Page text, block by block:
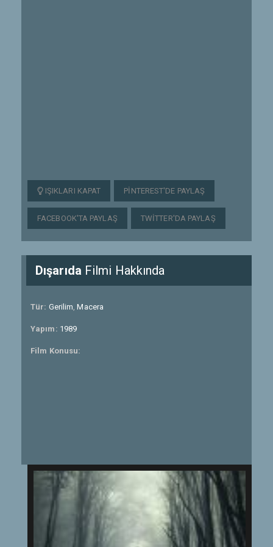
IŞIKLARI KAPAT PINTEREST'DE PAYLAŞ
FACEBOOK'TA PAYLAŞ TWITTER'DA PAYLAŞ
Dışarıda Filmi Hakkında
Tür: Gerilim,Macera
Yapım: 1989
Film Konusu: